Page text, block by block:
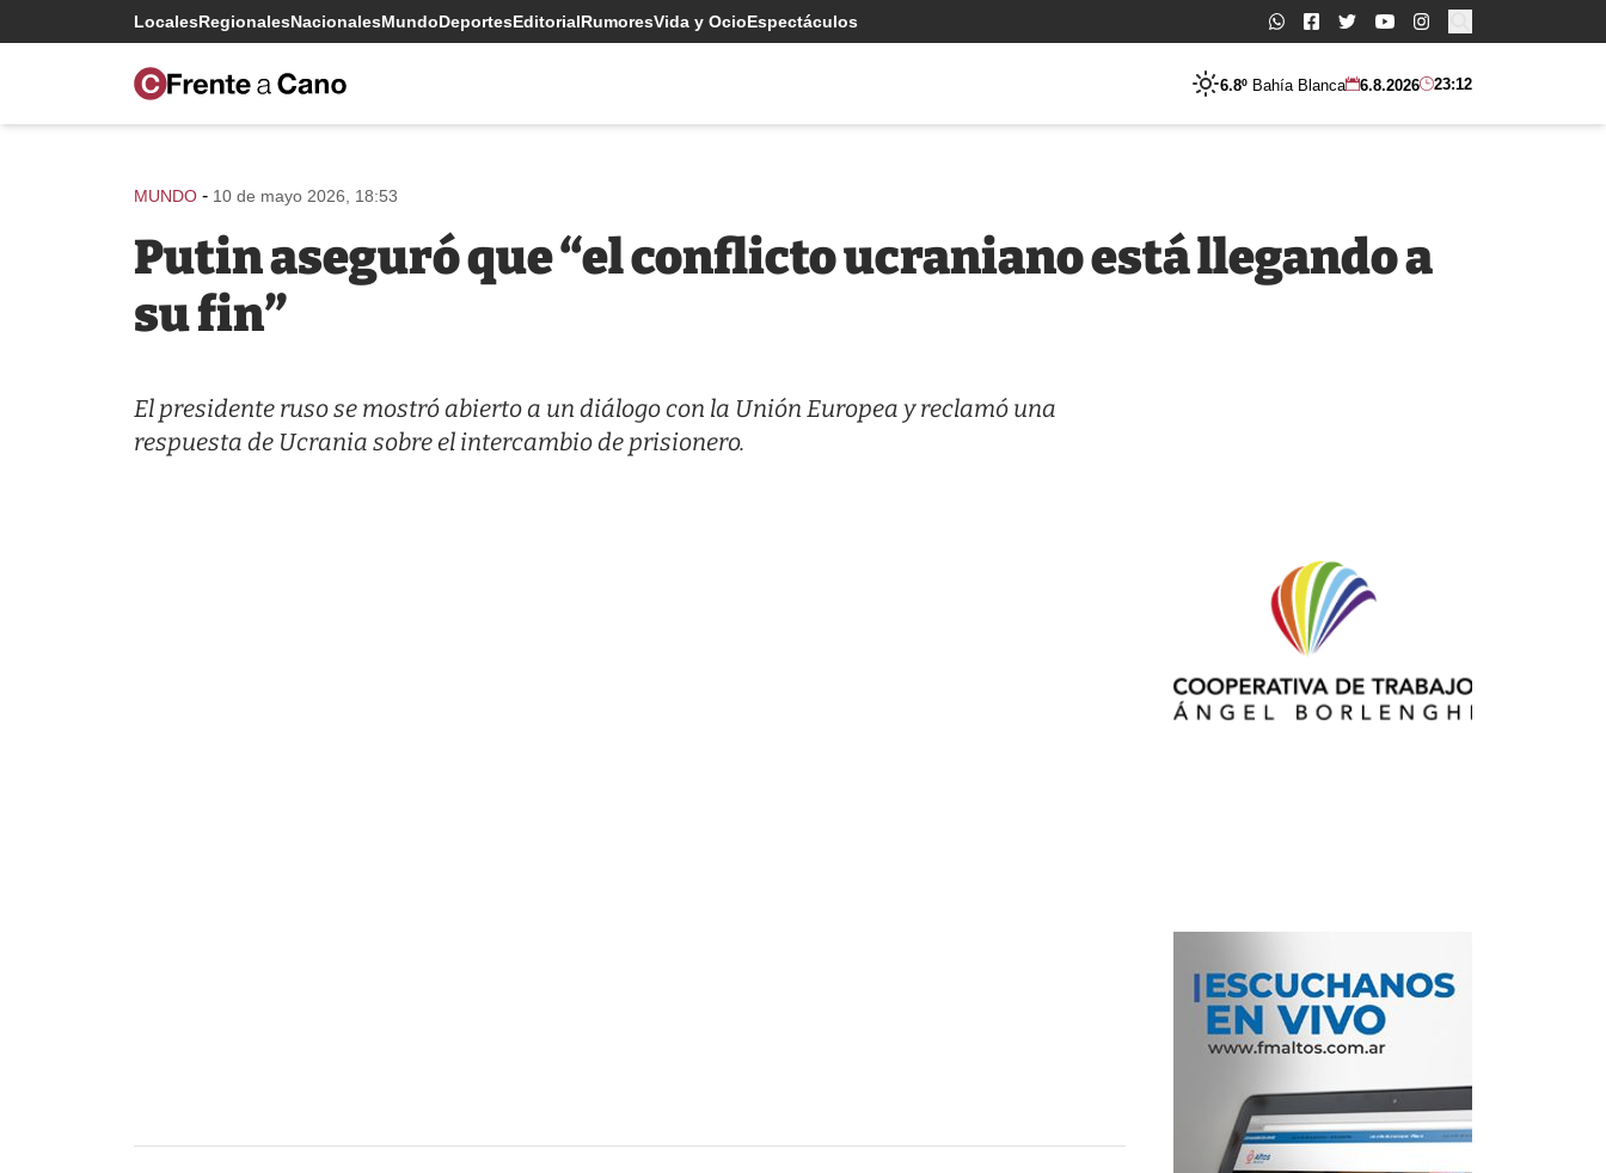
LocalesRegionalesNacionalesMundoDeportesEditorialRumoresVida y OcioEspectáculos Buscar:
6.8º Bahía Blanca 6.8.2026 23:12
MUNDO - 10 de mayo 2026, 18:53
Putin aseguró que “el conflicto ucraniano está llegando a
su fin”
El presidente ruso se mostró abierto a un diálogo con la Unión Europea y reclamó una
respuesta de Ucrania sobre el intercambio de prisionero.